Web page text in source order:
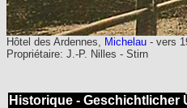
Hôtel des Ardennes, Michelau - vers
Propriétaire: J.-P. Nilles - Stirn
Historique - Geschichtlicher